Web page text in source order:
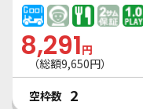
8,291円
（総額9,650円）
空枠数 2